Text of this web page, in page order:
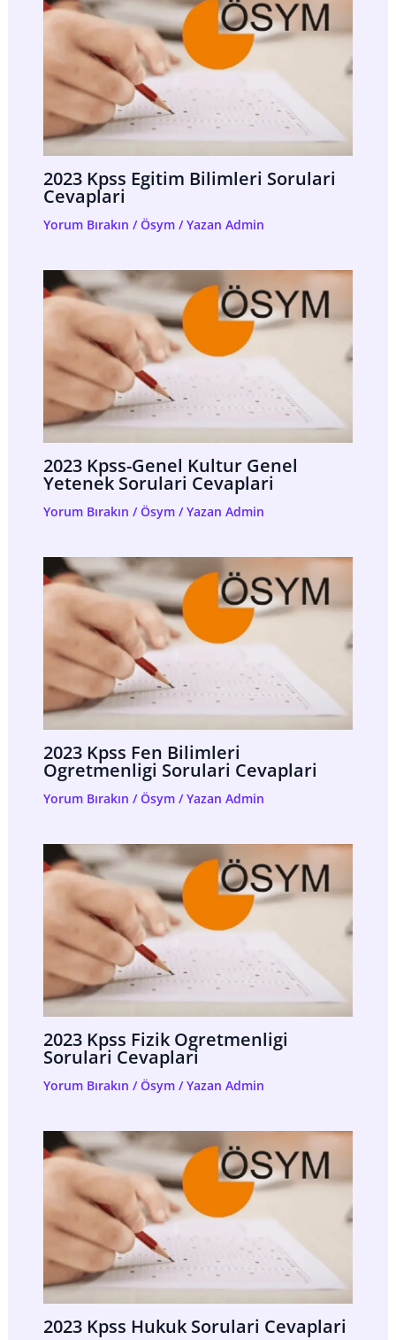
2023 Kpss Egitim Bilimleri Sorulari
Cevaplari
Yorum Bırakın /Ösym/ Yazan Admin
2023 Kpss-Genel Kultur Genel
Yetenek Sorulari Cevaplari
Yorum Bırakın /Ösym/ Yazan Admin
2023 Kpss Fen Bilimleri
Ogretmenligi Sorulari Cevaplari
Yorum Bırakın /Ösym/ Yazan Admin
2023 Kpss Fizik Ogretmenligi
Sorulari Cevaplari
Yorum Bırakın /Ösym/ Yazan Admin
2023 Kpss Hukuk Sorulari Cevaplari